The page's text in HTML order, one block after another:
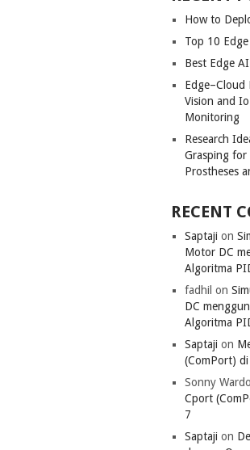
How to
Top 10
Best Edge
Vision and
Monitoring
Research
Grasping for
Prostheses
RECENT
Saptaji on
Motor DC
Algoritma
fadhil on
DC
Algoritma
Saptaji on
(ComPort)
Sonny
Cport
7
Saptaji on